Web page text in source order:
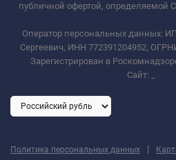
публичной офертой, определяемой
Оператор персональных данных:
Сергеевич, ИНН 772391204952,
Зарегистрирован в
Сайт:
Политика персональных данных |